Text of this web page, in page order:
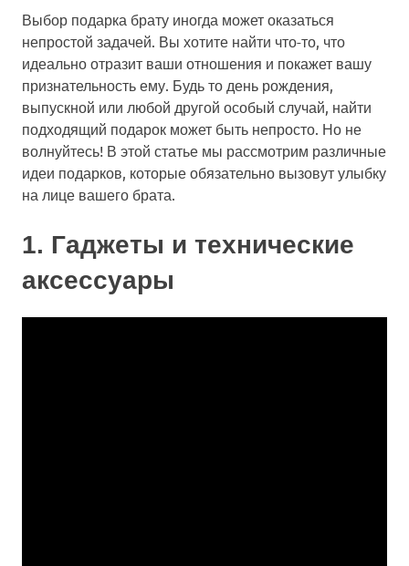
Выбор подарка брату иногда может оказаться
непростой задачей. Вы хотите найти что-то, что
идеально отразит ваши отношения и покажет вашу
признательность ему. Будь то день рождения,
выпускной или любой другой особый случай, найти
подходящий подарок может быть непросто. Но не
волнуйтесь! В этой статье мы рассмотрим различные
идеи подарков, которые обязательно вызовут улыбку
на лице вашего брата.
1. Гаджеты и технические
аксессуары